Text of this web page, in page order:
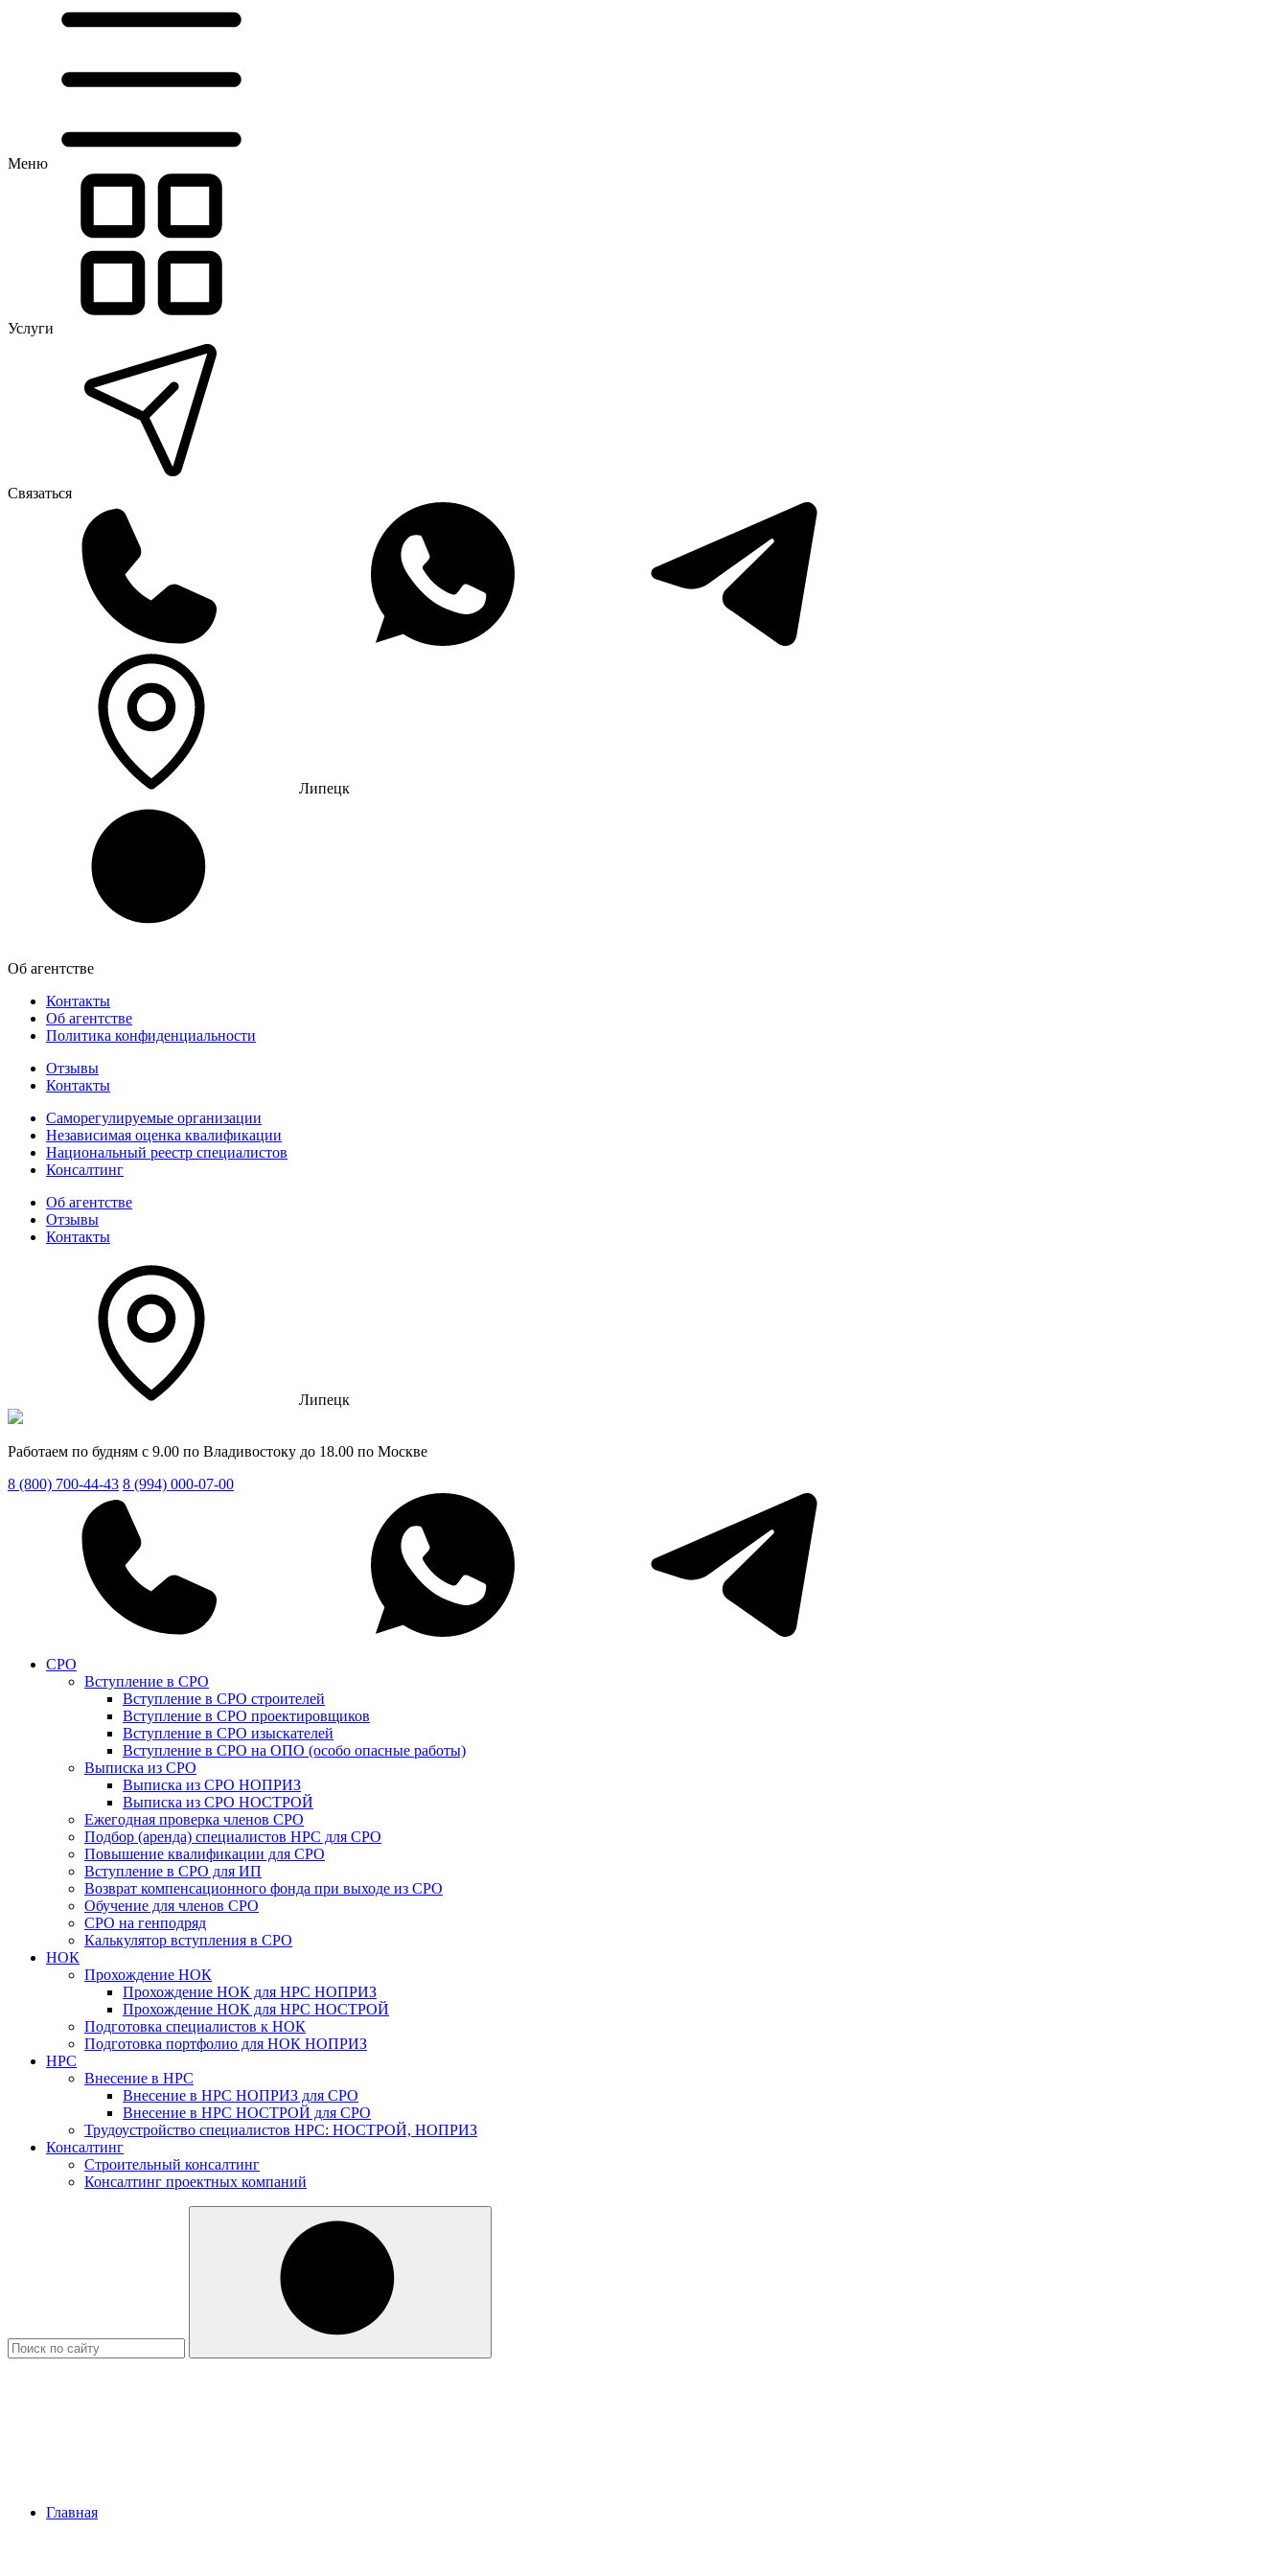
Меню
Услуги
Связаться
Липецк
Об агентстве
Контакты
Об агентстве
Политика конфиденциальности
Отзывы
Контакты
Саморегулируемые организации
Независимая оценка квалификации
Национальный реестр специалистов
Консалтинг
Об агентстве
Отзывы
Контакты
Липецк
Работаем по будням с 9.00 по Владивостоку до 18.00 по Москве
8 (800) 700-44-43 8 (994) 000-07-00
СРО
Вступление в СРО
Вступление в СРО строителей
Вступление в СРО проектировщиков
Вступление в СРО изыскателей
Вступление в СРО на ОПО (особо опасные работы)
Выписка из СРО
Выписка из СРО НОПРИЗ
Выписка из СРО НОСТРОЙ
Ежегодная проверка членов СРО
Подбор (аренда) специалистов НРС для СРО
Повышение квалификации для СРО
Вступление в СРО для ИП
Возврат компенсационного фонда при выходе из СРО
Обучение для членов СРО
СРО на генподряд
Калькулятор вступления в СРО
НОК
Прохождение НОК
Прохождение НОК для НРС НОПРИЗ
Прохождение НОК для НРС НОСТРОЙ
Подготовка специалистов к НОК
Подготовка портфолио для НОК НОПРИЗ
НРС
Внесение в НРС
Внесение в НРС НОПРИЗ для СРО
Внесение в НРС НОСТРОЙ для СРО
Трудоустройство специалистов НРС: НОСТРОЙ, НОПРИЗ
Консалтинг
Строительный консалтинг
Консалтинг проектных компаний
Главная